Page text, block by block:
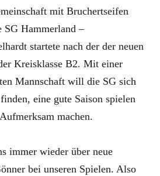
mit Bruchertseifen
Hammerland –
startete nach der der neuen
Kreisklasse B2. Mit einer
Mannschaft will die SG sich
eine gute Saison spielen
machen.
immer wieder über neue
bei unseren Spielen. Also